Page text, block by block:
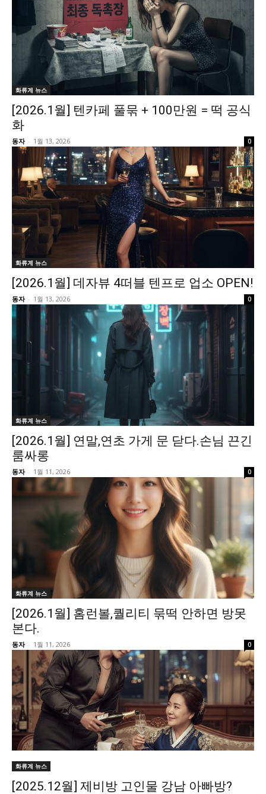
화류계 뉴스
[2026.1월] 텐카페 풀묶 + 100만원 = 떡 공식
화
동자 - 1월 13, 2026 0
화류계 뉴스
[2026.1월] 데자뷰 4떠블 텐프로 업소 OPEN!
동자 - 1월 13, 2026 0
화류계 뉴스
[2026.1월] 연말,연초 가게 문 닫다.손님 끈긴
룸싸롱
동자 - 1월 11, 2026 0
화류계 뉴스
[2026.1월] 홈런볼,퀄리티 묶떡 안하면 방못
본다.
동자 - 1월 11, 2026 0
화류계 뉴스
[2025.12월] 제비방 고인물 강남 아빠방?